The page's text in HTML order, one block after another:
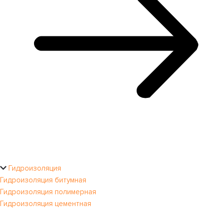
Гидроизоляция
Гидроизоляция битумная
Гидроизоляция полимерная
Гидроизоляция цементная